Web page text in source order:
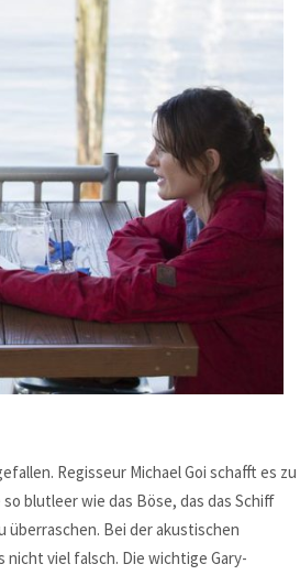
Regisseur Michael Goi schafft es zu
blutleer wie das Böse, das das Schiff
Bei der akustischen
viel falsch. Die wichtige Gary-